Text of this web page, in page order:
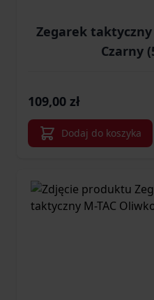
Zegarek taktyczny
Czarny
109,00 zł
Dodaj do koszyka